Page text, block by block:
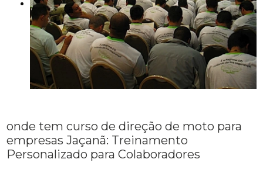
onde tem curso de direção de moto para
empresas Jaçanã: Treinamento
Personalizado para Colaboradores